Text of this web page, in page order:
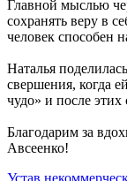
Главной мыслью
сохранять веру в
человек способен
Наталья
свершения, когда
чудо» и после этих
Благодарим за
Авсеенко!
Устав